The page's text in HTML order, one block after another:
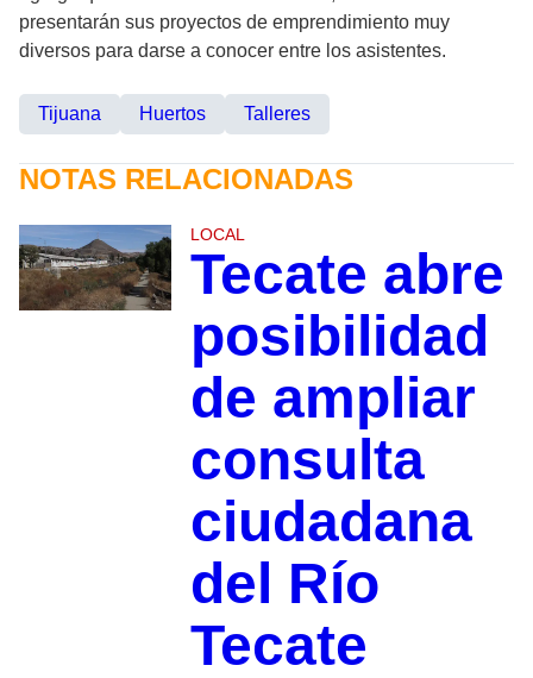
presentarán sus proyectos de emprendimiento muy
diversos para darse a conocer entre los asistentes.
Tijuana Huertos Talleres
NOTAS RELACIONADAS
LOCAL
Tecate abre
posibilidad
de ampliar
consulta
ciudadana
del Río
Tecate